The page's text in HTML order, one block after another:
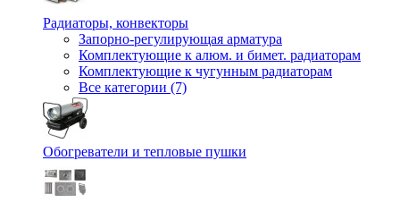
Радиаторы, конвекторы
Запорно-регулирующая арматура
Комплектующие к алюм. и бимет. радиаторам
Комплектующие к чугунным радиаторам
Все категории (7)
Обогреватели и тепловые пушки